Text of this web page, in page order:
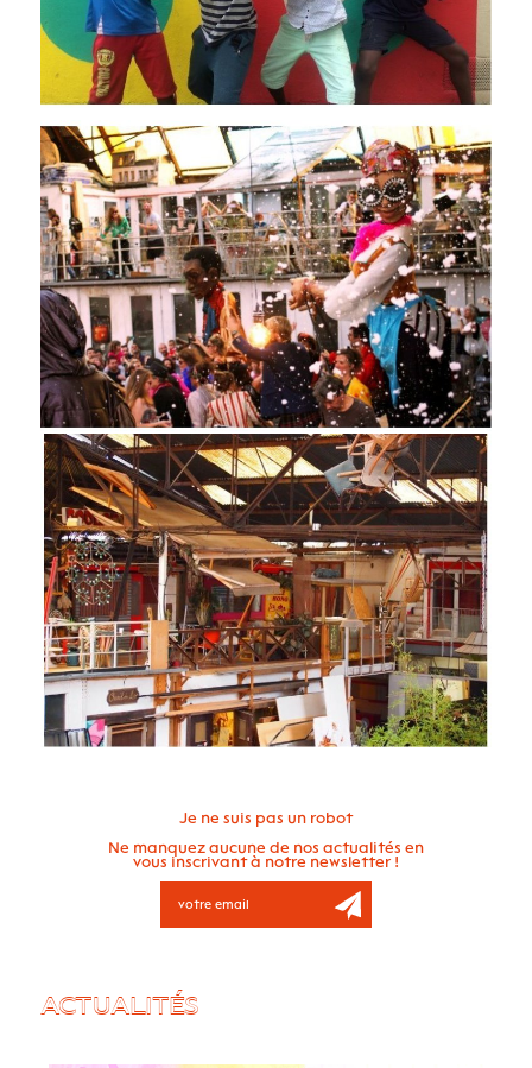
Je ne suis pas un robot
Ne manquez aucune de nos actualités en
vous inscrivant à notre newsletter !
ACTUALITÉS